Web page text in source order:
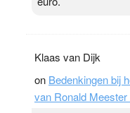
van Ronald Meester
Lighthouse kom ik
euro.